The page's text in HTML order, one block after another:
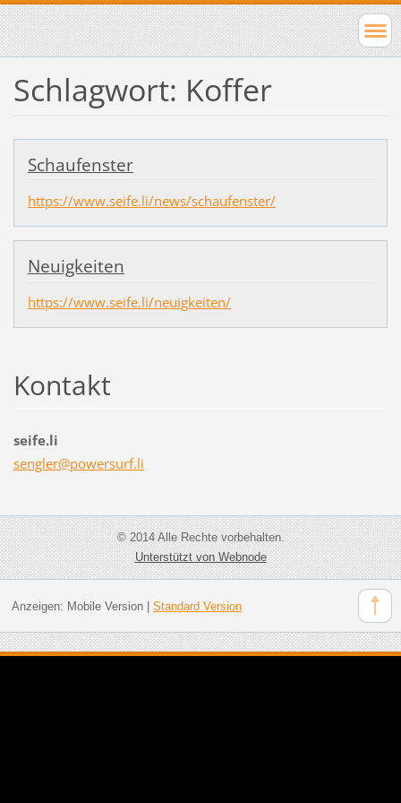
Schlagwort: Koffer
Schaufenster
https://www.seife.li/news/schaufenster/
Neuigkeiten
https://www.seife.li/neuigkeiten/
Kontakt
seife.li
sengler@powersurf.li
© 2014 Alle Rechte vorbehalten.
Unterstützt von Webnode
Anzeigen: Mobile Version| Standard Version